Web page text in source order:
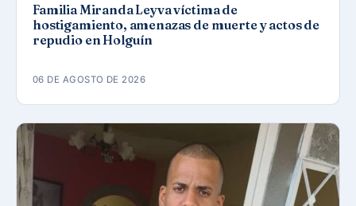
Familia Miranda Leyva víctima de
hostigamiento, amenazas de muerte y actos de
repudio en Holguín
06 DE AGOSTO DE 2026